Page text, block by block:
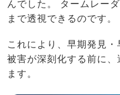
んでした。 タームレー
まで透視できるのです。
これにより、早期発見・
被害が深刻化する前に
ます。